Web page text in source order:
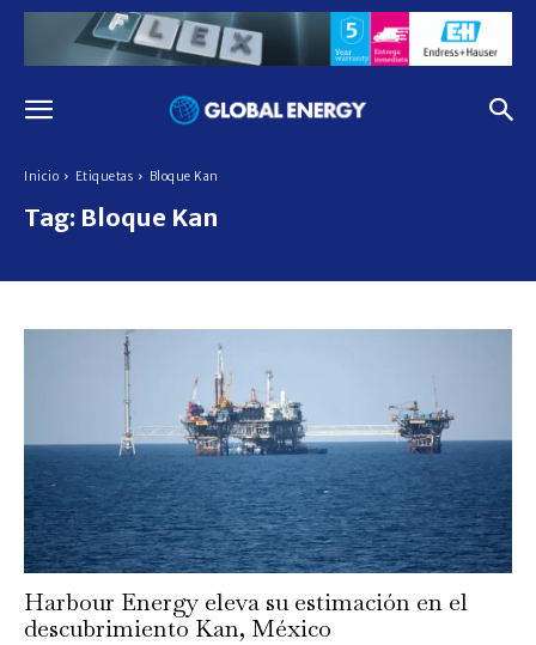
Inicio Etiquetas Bloque Kan
Tag: Bloque Kan
Harbour Energy eleva su estimación en el
descubrimiento Kan, México